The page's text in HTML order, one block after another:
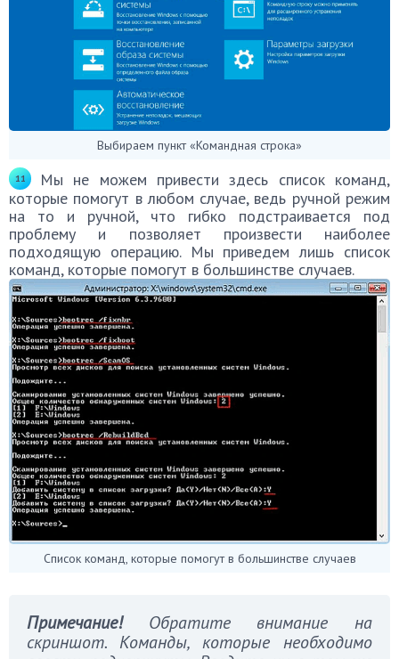
Выбираем пункт «Командная строка»
Мы не можем привести здесь список команд,
которые помогут в любом случае, ведь ручной режим
на то и ручной, что гибко подстраивается под
проблему и позволяет произвести наиболее
подходящую операцию. Мы приведем лишь список
команд, которые помогут в большинстве случаев.
Список команд, которые помогут в большинстве случаев
Примечание!Обратите внимание на
скриншот. Команды, которые необходимо